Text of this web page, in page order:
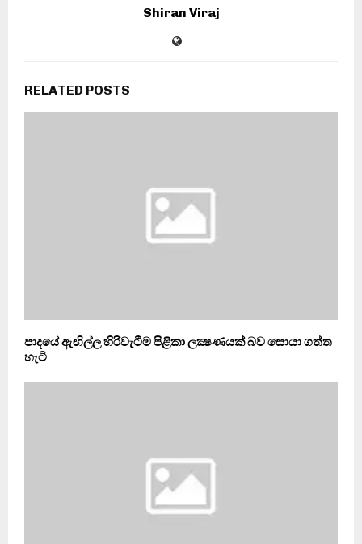
Shiran Viraj
RELATED POSTS
පාදයේ ඇඟිල්ල හිරිවැටීම පිළිකා ලක්‍ෂණයක්‌ බව සොයා ගත්ත
හැටි